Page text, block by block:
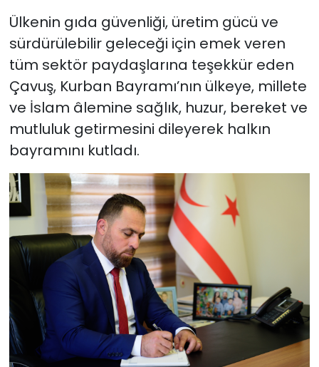
Ülkenin gıda güvenliği, üretim gücü ve
sürdürülebilir geleceği için emek veren
tüm sektör paydaşlarına teşekkür eden
Çavuş, Kurban Bayramı’nın ülkeye, millete
ve İslam âlemine sağlık, huzur, bereket ve
mutluluk getirmesini dileyerek halkın
bayramını kutladı.